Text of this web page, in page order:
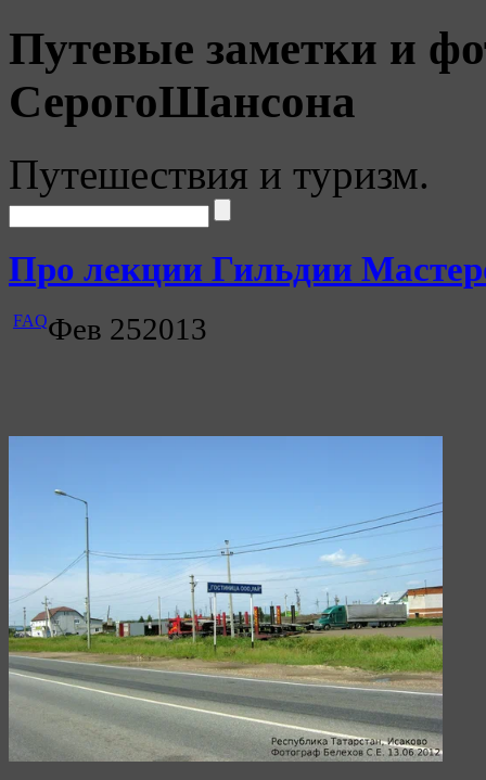
Путевые заметки и
СерогоШансона
Путешествия и туризм.
Про лекции Гильдии
FAQФев 252013